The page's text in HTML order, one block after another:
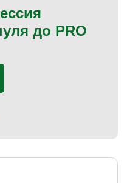
до PRO